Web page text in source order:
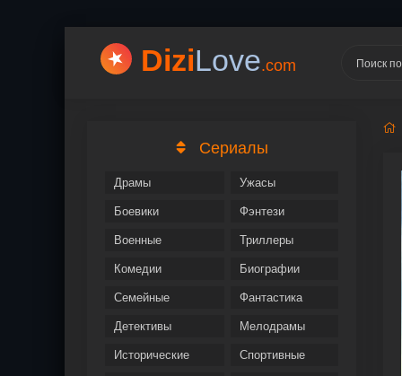
DiziLove.com
Сериалы
Драмы
Боевики
Военные
Комедии
Семейные
Детективы
Исторические
Ужасы
Фэнтези
Триллеры
Биографии
Фантастика
Мелодрамы
Спортивные